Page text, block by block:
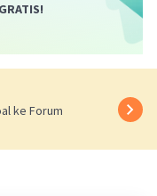
ke Forum